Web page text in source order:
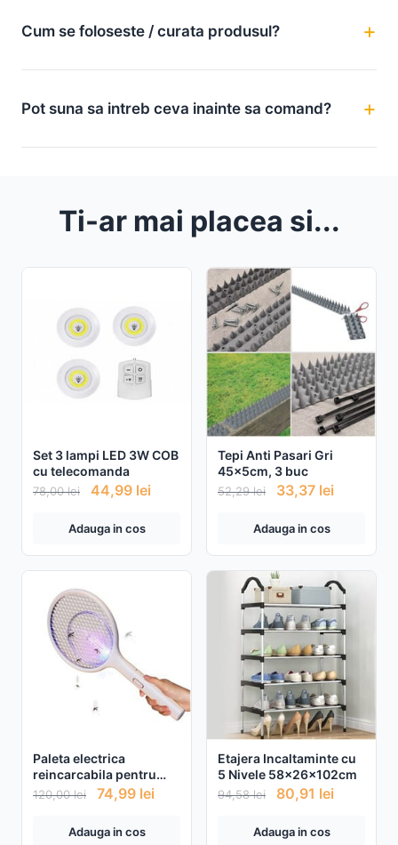
Cum se foloseste / curata produsul?
Pot suna sa intreb ceva inainte sa comand?
Ti-ar mai placea si...
Set 3 lampi LED 3W COB
cu telecomanda
78,00lei 44,99 lei
Adauga in cos
Tepi Anti Pasari Gri
45x5cm, 3 buc
52,29lei 33,37 lei
Adauga in cos
Paleta electrica
reincarcabila pentru
tantari si insecte
120,00lei 74,99 lei
Adauga in cos
Etajera Incaltaminte cu
5 Nivele 58x26x102cm
94,58lei 80,91 lei
Adauga in cos